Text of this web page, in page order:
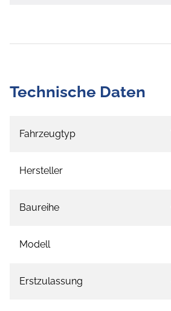
Technische Daten
Fahrzeugtyp
Hersteller
Baureihe
Modell
Erstzulassung